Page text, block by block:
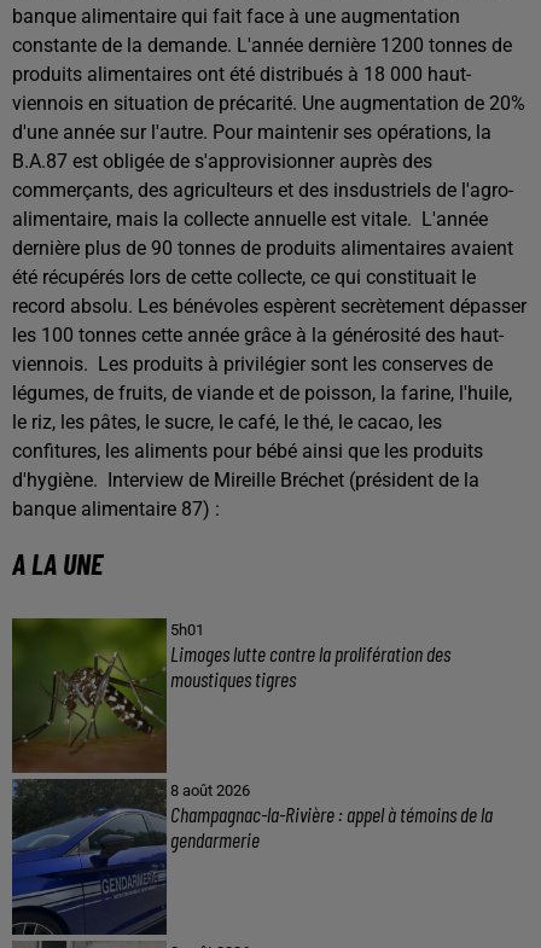
banque alimentaire qui fait face à une augmentation
constante de la demande. L'année dernière 1200 tonnes de
produits alimentaires ont été distribués à 18 000 haut-
viennois en situation de précarité. Une augmentation de 20%
d'une année sur l'autre. Pour maintenir ses opérations, la
B.A.87 est obligée de s'approvisionner auprès des
commerçants, des agriculteurs et des insdustriels de l'agro-
alimentaire, mais la collecte annuelle est vitale. L'année
dernière plus de 90 tonnes de produits alimentaires avaient
été récupérés lors de cette collecte, ce qui constituait le
record absolu. Les bénévoles espèrent secrètement dépasser
les 100 tonnes cette année grâce à la générosité des haut-
viennois. Les produits à privilégier sont les conserves de
légumes, de fruits, de viande et de poisson, la farine, l'huile,
le riz, les pâtes, le sucre, le café, le thé, le cacao, les
confitures, les aliments pour bébé ainsi que les produits
d'hygiène. Interview de Mireille Bréchet (président de la
banque alimentaire 87) :
A LA UNE
5h01
Limoges lutte contre la prolifération des
moustiques tigres
8 août 2026
Champagnac-la-Rivière : appel à témoins de la
gendarmerie